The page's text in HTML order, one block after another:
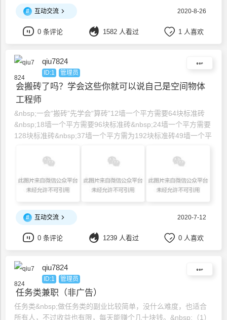
运营服务规范.pdfGB-T_38849-2020_绿色商场.pdfGB-
T_38990-2020_道路用水性环氧树脂乳化沥青混合
料.pdfGBT_50081-2019
# 互动交流 2020-8-26
0 条评论 1582 人看过 1 人喜欢
qiu7824
ID:1 管理员
会搬砖了吗？学会这些你就可以说自己是空间物体
工程师
&nbsp;一会“搬砖”先学会“算砖”12墙一个平方需要64块标准砖
&nbsp;18墙一个平方需要96块标准砖&nbsp;24墙一个平方需要
128块标准砖&nbsp;37墙一个平方需为192块标准砖49墙一个平
1/(0.24*0.12*0.6)&nbsp;单位立方米370墙砖用量1/(0.37*0.12*
# 互动交流 2020-7-12
0 条评论 1239 人看过 0 人喜欢
qiu7824
ID:1 管理员
任务类兼职（非广告）
任务类&nbsp;做任务类的副业比较简单，没什么难度，也适合
所有人，不过收益也有限，每天能赚个几十块钱。&nbsp;（1）